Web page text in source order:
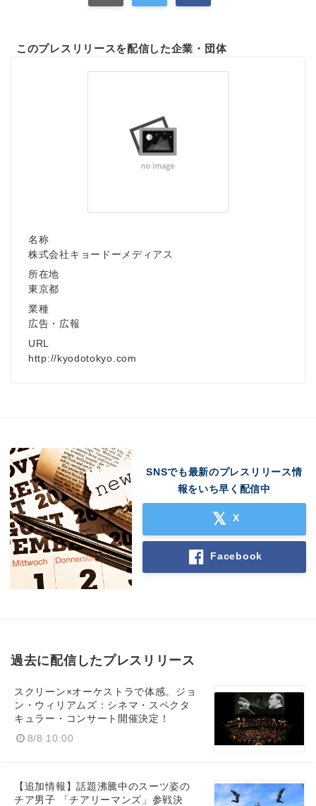
このプレスリリースを配信した企業・団体
名称
株式会社キョードーメディアス
所在地
東京都
業種
広告・広報
URL
http://kyodotokyo.com
SNSでも最新のプレスリリース情
報をいち早く配信中
X
Facebook
過去に配信したプレスリリース
スクリーン×オーケストラで体感。ジョ
ン・ウィリアムズ：シネマ・スペクタ
キュラー・コンサート開催決定！
8/8 10:00
【追加情報】話題沸騰中のスーツ姿の
チア男子 「チアリーマンズ」参戦決